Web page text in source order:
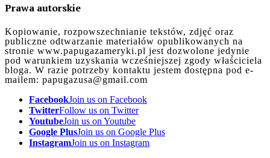
Prawa autorskie
Kopiowanie, rozpowszechnianie tekstów, zdjęć oraz
publiczne odtwarzanie materiałów opublikowanych na
stronie www.papugazameryki.pl jest dozwolone jedynie
pod warunkiem uzyskania wcześniejszej zgody właściciela
bloga. W razie potrzeby kontaktu jestem dostępna pod e-
mailem: papugazusa@gmail.com
FacebookJoin us on Facebook
TwitterFollow us on Twitter
YoutubeJoin us on Youtube
Google PlusJoin us on Google Plus
InstagramJoin us on Instagram